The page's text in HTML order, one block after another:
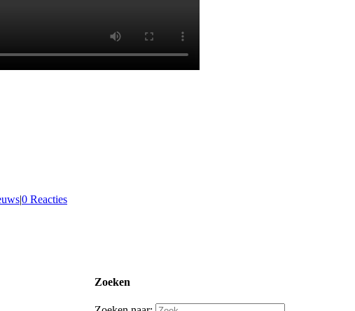
|0 Reacties
Zoeken